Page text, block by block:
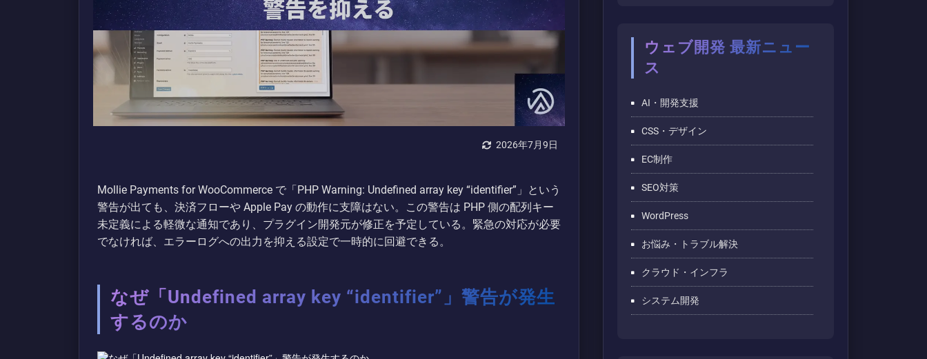
2026年7月9日
Mollie Payments for WooCommerce で「PHP Warning: Undefined array key “identifier”」という
警告が出ても、決済フローや Apple Pay の動作に支障はない。この警告は PHP 側の配列キー
未定義による軽微な通知であり、プラグイン開発元が修正を予定している。緊急の対応が必要
でなければ、エラーログへの出力を抑える設定で一時的に回避できる。
なぜ「Undefined array key “identifier”」警告が発生
するのか
ウェブ開発 最新ニュー
ス
AI・開発支援
CSS・デザイン
EC制作
SEO対策
WordPress
お悩み・トラブル解決
クラウド・インフラ
システム開発